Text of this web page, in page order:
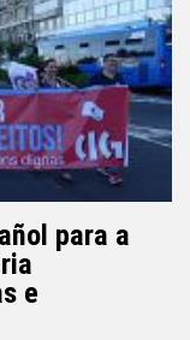
para a
e